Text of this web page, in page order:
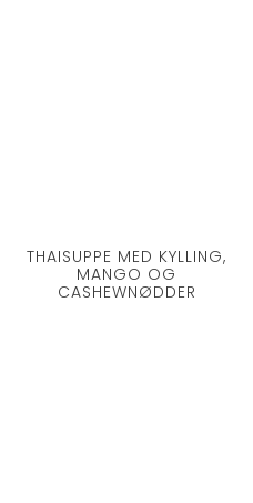
THAISUPPE MED KYLLING,
MANGO OG
CASHEWNØDDER